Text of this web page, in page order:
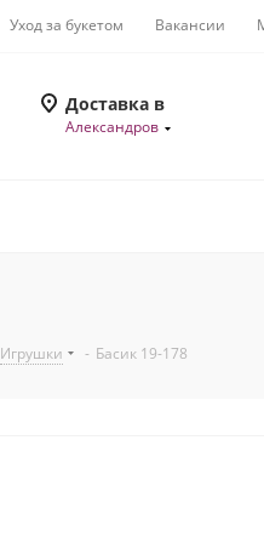
Уход за букетом Вакансии
Доставка в
Александров
Игрушки - Басик 19-178